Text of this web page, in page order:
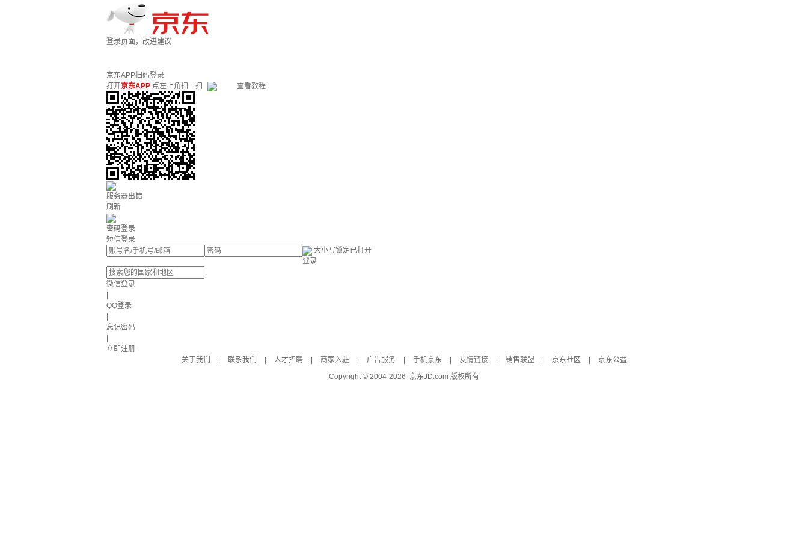
登录页面，改进建议
京东APP扫码登录
打开京东APP 点左上角扫一扫 查看教程
服务器出错
刷新
密码登录
短信登录
大小写锁定已打开
登录
微信登录
QQ登录
忘记密码
立即注册
关于我们
联系我们 人才招聘 商家入驻 广告服务 手机京东 友情链接 销售联盟 京东社区
京东公益
Copyright © 2004-2026 京东JD.com 版权所有